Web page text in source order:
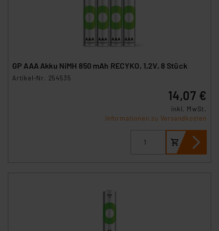
GP AAA Akku NiMH 850 mAh RECYKO, 1,2V, 8 Stück
Artikel-Nr. 254535
14,07 €
inkl. MwSt.
Informationen zu Versandkosten